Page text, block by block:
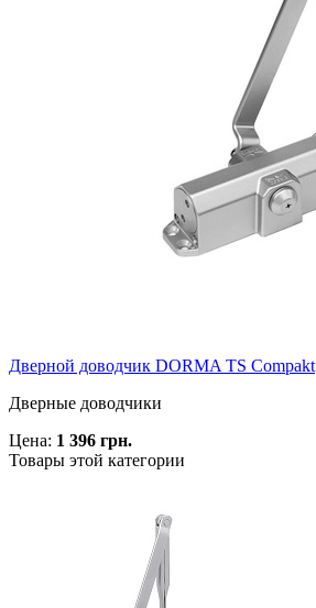
Дверной доводчик DORMA TS Compakt
Дверные доводчики
Цена: 1 396 грн.
Товары этой категории